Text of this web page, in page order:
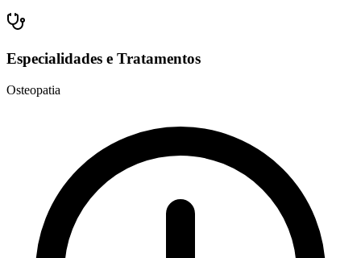
Especialidades e Tratamentos
Osteopatia